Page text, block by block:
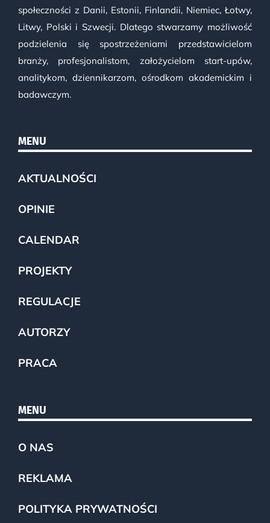
społeczności z Danii, Estonii, Finlandii, Niemiec, Łotwy,
Litwy, Polski i Szwecji. Dlatego stwarzamy możliwość
podzielenia się spostrzeżeniami przedstawicielom
branży, profesjonalistom, założycielom start-upów,
analitykom, dziennikarzom, ośrodkom akademickim i
badawczym.
MENU
AKTUALNOŚCI
OPINIE
CALENDAR
PROJEKTY
REGULACJE
AUTORZY
PRACA
MENU
O NAS
REKLAMA
POLITYKA PRYWATNOŚCI